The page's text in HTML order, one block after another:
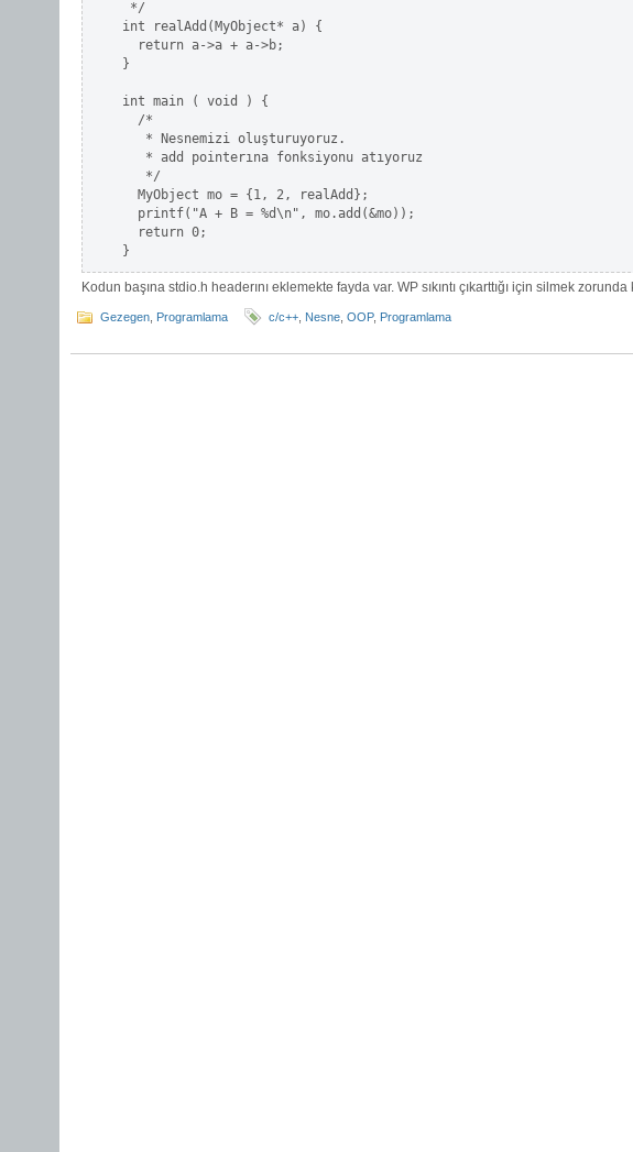
*/
int realAdd(MyObject* a) {
  return a->a + a->b;
}
int main ( void ) {
*
* add
   */
  MyObject mo = {1, 2, realAdd};
  printf("A + B = %d\n", mo.add(&mo));
  return 0;
}
Kodun başına stdio.h headerını eklemekte fayda var. WP sıkıntı çıkarttığı için silmek
Gezegen Programlama c/c++ Nesne OOP, Programlama